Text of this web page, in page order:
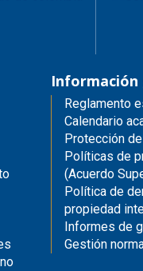
Información
Reglamento
Calendario
Protección
Políticas de
(Acuerdo
Política de
propiedad
Informes de
Gestión